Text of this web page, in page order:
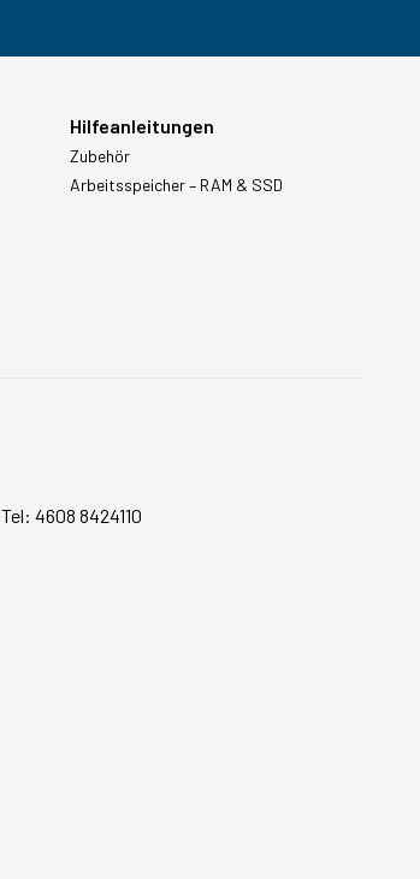
Hilfeanleitungen
Zubehör
Arbeitsspeicher – RAM & SSD
Tel: 4608 8424110